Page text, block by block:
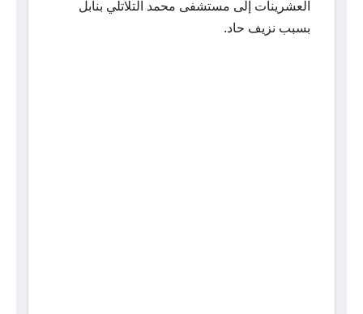
العشرينات إلى مستشفى محمد التلاتلي بنابل
بسبب نزيف حاد.